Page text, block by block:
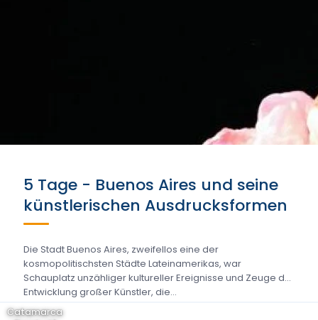
5 Tage - Buenos Aires und seine
künstlerischen Ausdrucksformen
Die Stadt Buenos Aires, zweifellos eine der
kosmopolitischsten Städte Lateinamerikas, war
Schauplatz unzähliger kultureller Ereignisse und Zeuge der
Entwicklung großer Künstler, die...
Catamarca